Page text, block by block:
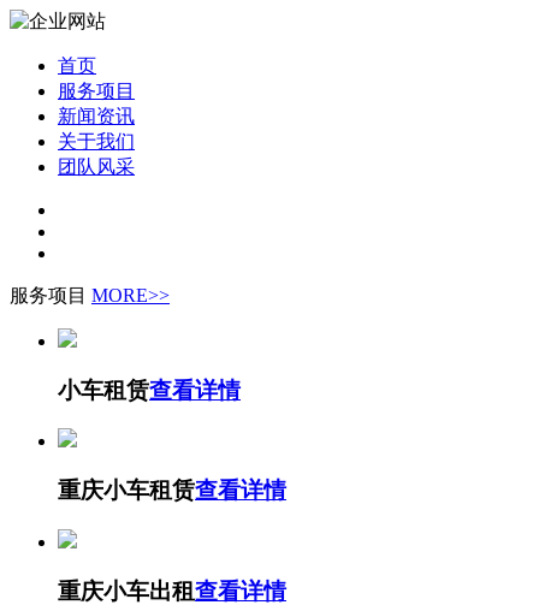
首页
服务项目
新闻资讯
关于我们
团队风采
服务项目 MORE>>
小车租赁查看详情
重庆小车租赁查看详情
重庆小车出租查看详情